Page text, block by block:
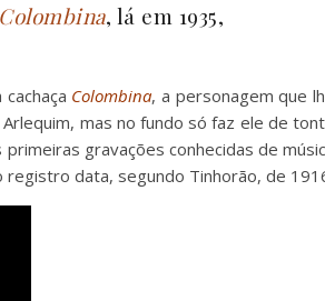
Colombina, lá em 1935,
Colombina, a personagem que
mas no fundo só faz ele de
gravações conhecidas de
registro data, segundo Tinhorão, de